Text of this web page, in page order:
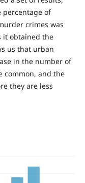
of
crimes was
it obtained the
us that urban
in the number of
common, and the
they are less